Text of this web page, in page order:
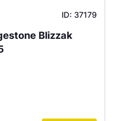
ID: 37179
Blizzak